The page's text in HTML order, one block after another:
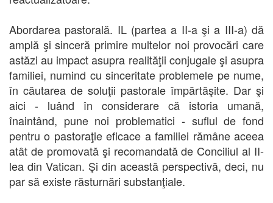
Abordarea pastorală. IL (partea a II-a şi a III-a) dă
amplă şi sinceră primire multelor noi provocări care
astăzi au impact asupra realităţii conjugale şi asupra
familiei, numind cu sinceritate problemele pe nume,
în căutarea de soluţii pastorale împărtăşite. Dar şi
aici - luând în considerare că istoria umană,
înaintând, pune noi problematici - suflul de fond
pentru o pastoraţie eficace a familiei rămâne aceea
atât de promovată şi recomandată de Conciliul al II-
lea din Vatican. Şi din această perspectivă, deci, nu
par să existe răsturnări substanţiale.